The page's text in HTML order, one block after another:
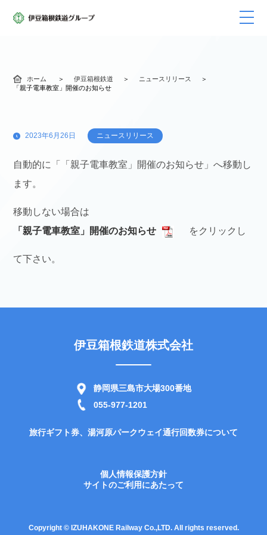
ホーム 伊豆箱根鉄道
ニュースリリース
「親子電車教室」開催のお知らせ
2023年6月26日 ニュースリリース
自動的に「「親子電車教室」開催のお知らせ」へ移動し
ます。
移動しない場合は
「親子電車教室」開催のお知らせ
をクリックし
て下さい。
伊豆箱根鉄道株式会社
静岡県三島市大場300番地
055-977-1201
旅行ギフト券、湯河原パークウェイ通行回数券について
個人情報保護方針
サイトのご利用にあたって
Copyright © IZUHAKONE Railway Co.,LTD. All rights reserved.